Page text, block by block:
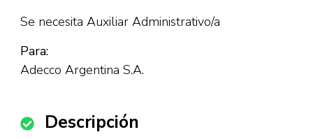
Se necesita Auxiliar Administrativo/a
Para:
Adecco Argentina S.A.
Descripción